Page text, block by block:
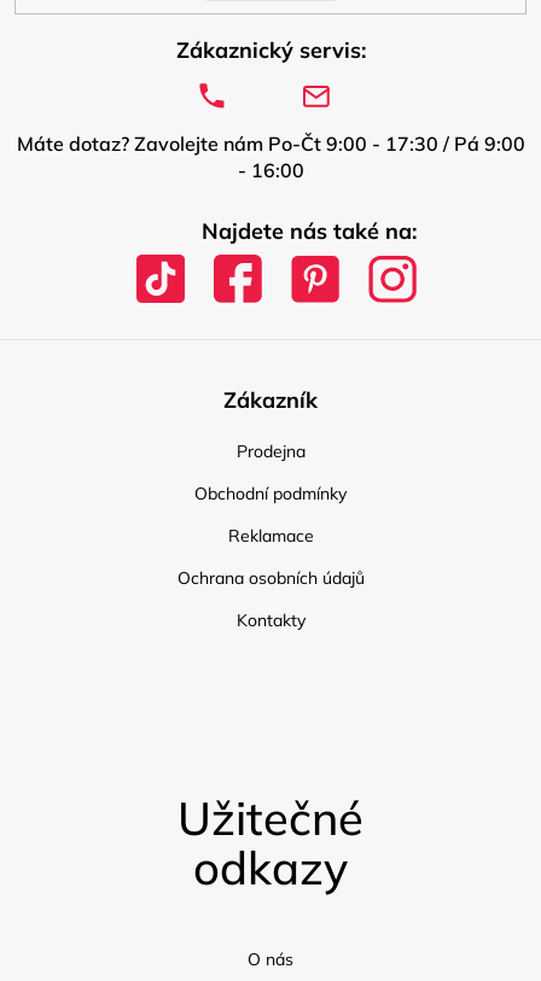
Zákaznický servis:
Máte dotaz? Zavolejte nám Po-Čt 9:00 - 17:30 / Pá 9:00
- 16:00
Najdete nás také na:
Zákazník
Prodejna
Obchodní podmínky
Reklamace
Ochrana osobních údajů
Kontakty
Užitečné
odkazy
O nás